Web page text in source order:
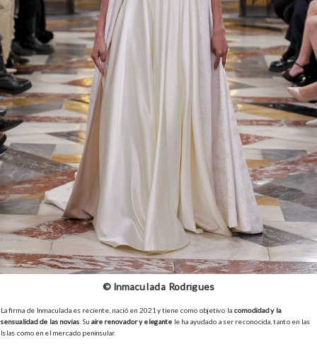
© Inmaculada Rodrígues
La firma de Inmaculada es reciente, nació en 2021 y tiene como objetivo la comodidad y la
sensualidad de las novias . Su aire renovador y elegante le ha ayudado a ser reconocida, tanto en las
Islas como en el mercado peninsular.